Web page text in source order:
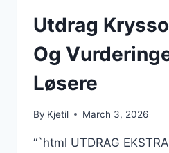
Utdrag
Og
Løsere
By Kjetil March 3, 2026
“`html UTDRAG